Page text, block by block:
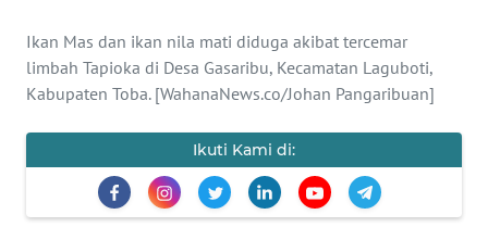
Ikan Mas dan ikan nila mati diduga akibat tercemar
limbah Tapioka di Desa Gasaribu, Kecamatan Laguboti,
Kabupaten Toba. [WahanaNews.co/Johan Pangaribuan]
Ikuti Kami di:
Informasi